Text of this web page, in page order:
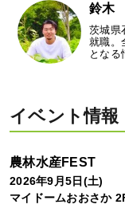
鈴木
茨城県
就職。
となる
イベント情報
農林水産FEST
2026年9月5日(土)
マイドームおおさか